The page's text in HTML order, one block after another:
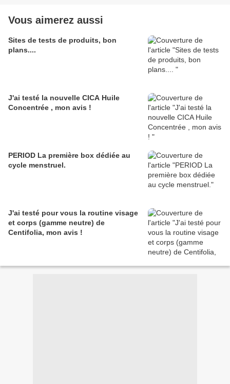
Vous aimerez aussi
Sites de tests de produits, bon
plans....
J'ai testé la nouvelle CICA Huile
Concentrée , mon avis !
PERIOD La première box dédiée au
cycle menstruel.
J'ai testé pour vous la routine visage
et corps (gamme neutre) de
Centifolia, mon avis !